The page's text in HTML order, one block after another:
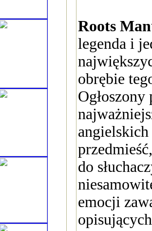
Roots
legenda i
obrębie
do
emocji